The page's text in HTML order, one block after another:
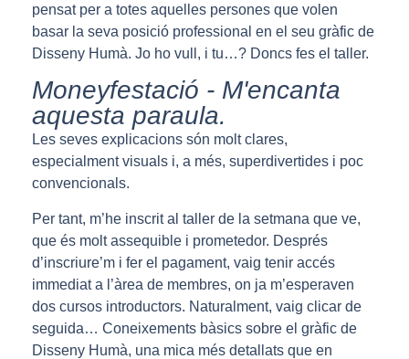
pensat per a totes aquelles persones que volen
basar la seva posició professional en el seu gràfic de
Disseny Humà. Jo ho vull, i tu…? Doncs fes el taller.
Moneyfestació - M'encanta
aquesta paraula.
Les seves explicacions són molt clares,
especialment visuals i, a més, superdivertides i poc
convencionals.
Per tant, m’he inscrit al taller de la setmana que ve,
que és molt assequible i prometedor. Després
d’inscriure’m i fer el pagament, vaig tenir accés
immediat a l’àrea de membres, on ja m’esperaven
dos cursos introductors. Naturalment, vaig clicar de
seguida… Coneixements bàsics sobre el gràfic de
Disseny Humà, una mica més detallats que en